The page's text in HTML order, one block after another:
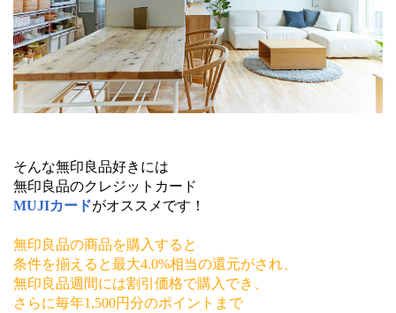
そんな無印良品好きには
無印良品のクレジットカード
MUJIカードがオススメです！
無印良品の商品を購入すると
条件を揃えると最大4.0%相当の還元がされ、
無印良品週間には割引価格で購入でき、
さらに毎年1,500円分のポイントまで